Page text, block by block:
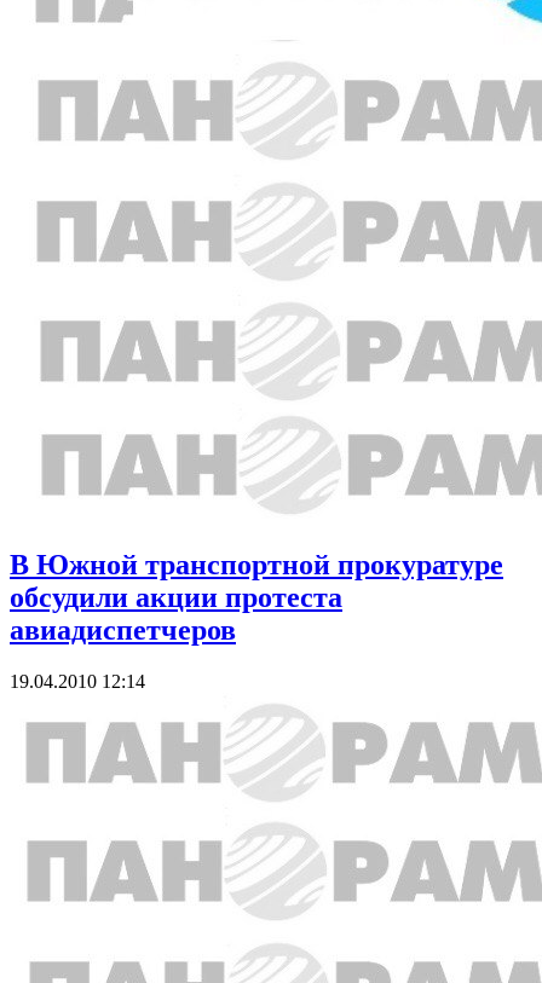
В Южной транспортной прокуратуре
обсудили акции протеста
авиадиспетчеров
19.04.2010 12:14